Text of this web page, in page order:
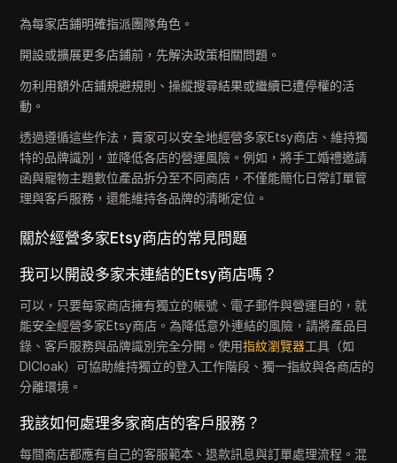
為每家店鋪明確指派團隊角色。
開設或擴展更多店鋪前，先解決政策相關問題。
勿利用額外店鋪規避規則、操縱搜尋結果或繼續已遭停權的活
動。
透過遵循這些作法，賣家可以安全地經營多家Etsy商店、維持獨
特的品牌識別，並降低各店的營運風險。例如，將手工婚禮邀請
函與寵物主題數位產品拆分至不同商店，不僅能簡化日常訂單管
理與客戶服務，還能維持各品牌的清晰定位。
關於經營多家Etsy商店的常見問題
我可以開設多家未連結的Etsy商店嗎？
可以，只要每家商店擁有獨立的帳號、電子郵件與營運目的，就
能安全經營多家Etsy商店。為降低意外連結的風險，請將產品目
錄、客戶服務與品牌識別完全分開。使用指紋瀏覽器工具（如
DICloak）可協助維持獨立的登入工作階段、獨一指紋與各商店的
分離環境。
我該如何處理多家商店的客戶服務？
每間商店都應有自己的客服範本、退款訊息與訂單處理流程。混